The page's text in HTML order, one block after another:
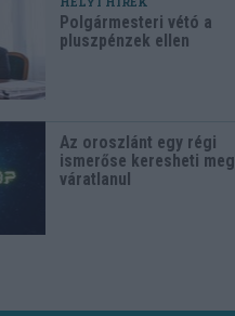
Polgármesteri vétó a
pluszpénzek ellen
Az oroszlánt egy régi
ismerőse keresheti meg
váratlanul